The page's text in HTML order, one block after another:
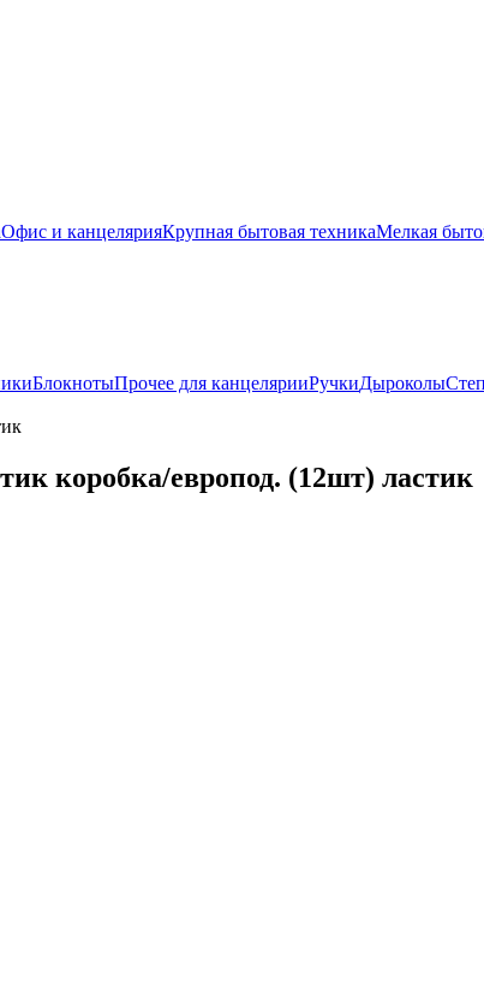
Офис и канцелярияКрупная бытовая техникаМелкая
БлокнотыПрочее для канцелярииРучкиДыроколы
коробка/европод. (12шт) ластик